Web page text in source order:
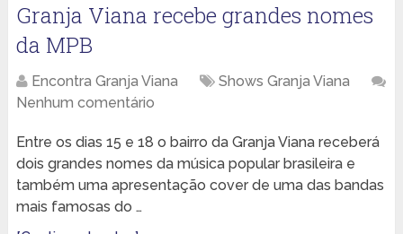
Granja Viana recebe grandes nomes
da MPB
Encontra Granja Viana
Shows Granja Viana
Nenhum comentário
Entre os dias 15 e 18 o bairro da Granja Viana receberá
dois grandes nomes da música popular brasileira e
também uma apresentação cover de uma das bandas
mais famosas do …